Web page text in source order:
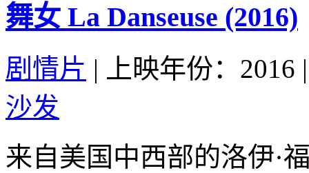
舞女 La Danseuse (2016)
剧情片 | 上映年份：2016 |
沙发
来自美国中西部的洛伊·